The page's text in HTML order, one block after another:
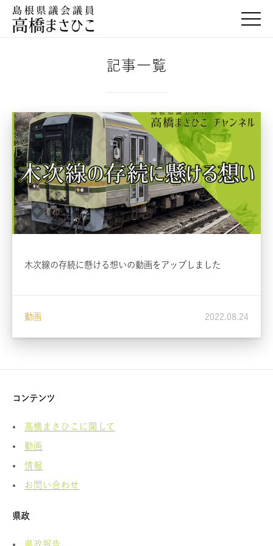
記事一覧
木次線の存続に懸ける想いの動画をアップしました
動画 2022.08.24
コンテンツ
高橋まさひこに関して
動画
情報
お問い合わせ
県政
県政報告